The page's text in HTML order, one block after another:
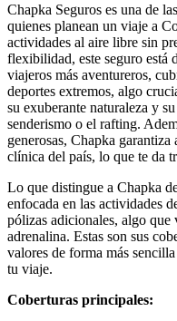
Chapka Seguros es una de
quienes planean un viaje a
actividades al aire libre sin
flexibilidad, este seguro está
viajeros más aventureros,
deportes extremos, algo
su exuberante naturaleza y
senderismo o el rafting.
generosas, Chapka
clínica del país, lo que te da
Lo que distingue a Chapka
enfocada en las actividades
pólizas adicionales, algo que
adrenalina. Estas son sus
valores de forma más
tu viaje.
Coberturas principales: